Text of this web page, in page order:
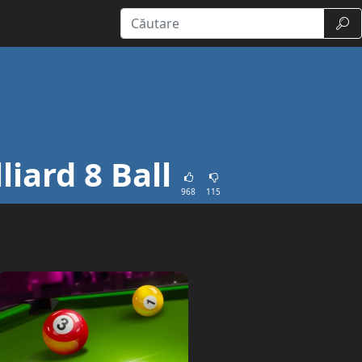
8 Ball 968 115